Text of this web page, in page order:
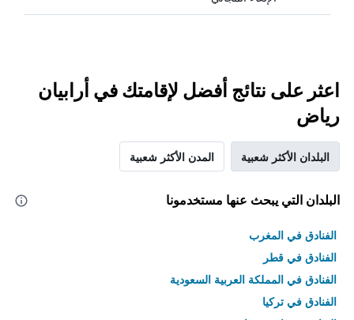
اعثر على نتائج أفضل لإقامتك في أرابيان
رياض
البلدان الأكثر شعبية المدن الأكثر شعبية
البلدان التي يبحث عنها مستخدمونا
الفنادق في المغرب
الفنادق في قطر
الفنادق في المملكة العربية السعودية
الفنادق في تركيا